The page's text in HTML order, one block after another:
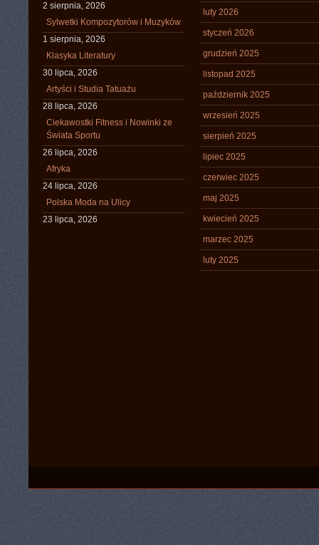
2 sierpnia, 2026
Sylwetki Kompozytorów i Muzyków
1 sierpnia, 2026
Klasyka Literatury
30 lipca, 2026
Artyści i Studia Tatuażu
28 lipca, 2026
Ciekawostki Fitness i Nowinki ze
Świata Sportu
26 lipca, 2026
Afryka
24 lipca, 2026
Polska Moda na Ulicy
23 lipca, 2026
luty 2026
styczeń 2026
grudzień 2025
listopad 2025
październik 2025
wrzesień 2025
sierpień 2025
lipiec 2025
czerwiec 2025
maj 2025
kwiecień 2025
marzec 2025
luty 2025